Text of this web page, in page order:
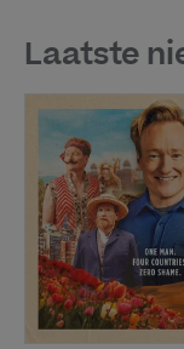
Laatste